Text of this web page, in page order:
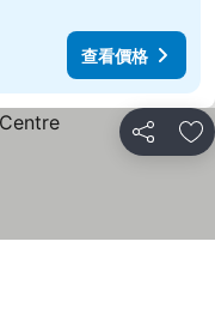
查看價格
分享 加